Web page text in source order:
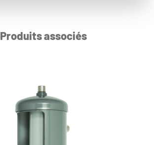
Produits associés